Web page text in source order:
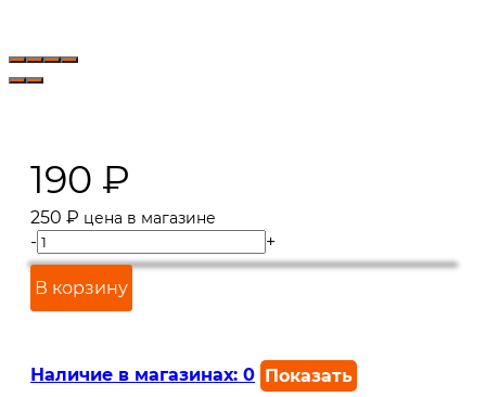
190 ₽
250 ₽ цена в магазине
- +
В корзину
Наличие в магазинах: 0 Показать